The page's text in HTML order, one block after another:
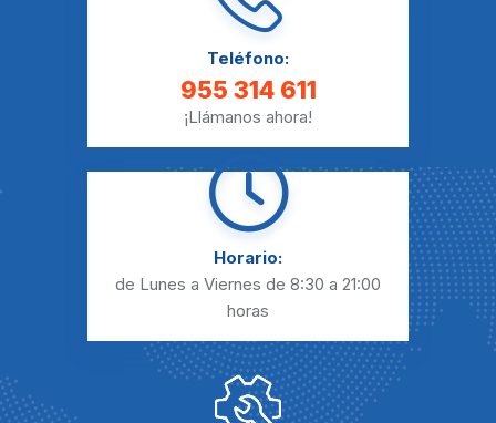
Teléfono:
955 314 611
¡Llámanos ahora!
Horario:
de Lunes a Viernes de 8:30 a 21:00
horas